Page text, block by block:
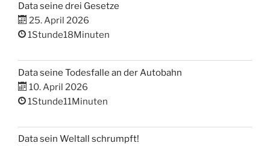
Data seine drei Gesetze
25. April 2026
1Stunde18Minuten
Data seine Todesfalle an der Autobahn
10. April 2026
1Stunde11Minuten
Data sein Weltall schrumpft!